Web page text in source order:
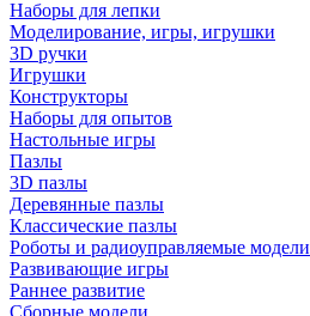
Наборы для лепки
Моделирование, игры, игрушки
3D ручки
Игрушки
Конструкторы
Наборы для опытов
Настольные игры
Пазлы
3D пазлы
Деревянные пазлы
Классические пазлы
Роботы и радиоуправляемые модели
Развивающие игры
Раннее развитие
Сборные модели